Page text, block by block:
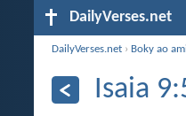
DailyVerses.net
DailyVerses.net › Boky ao
Isaia